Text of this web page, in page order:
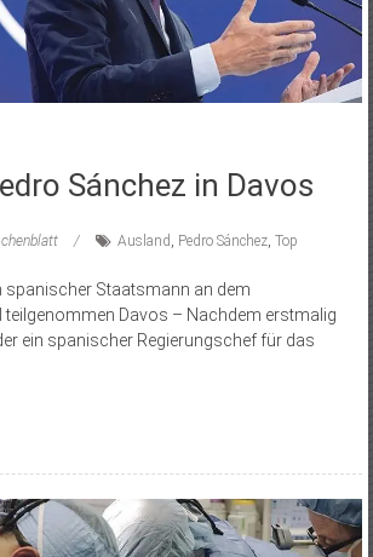
Sánchez in Davos
Ausland , Pedro Sánchez, Top
spanischer Staatsmann an dem
Davos – Nachdem erstmalig
ein spanischer Regierungschef für das